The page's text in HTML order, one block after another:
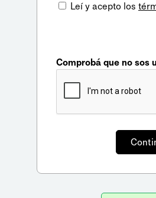
Leí y acepto los
Comprobá que no sos